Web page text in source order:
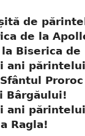
de
de la
Biserica de
ani
Proroc
Bârgăului!
ani
Ragla!